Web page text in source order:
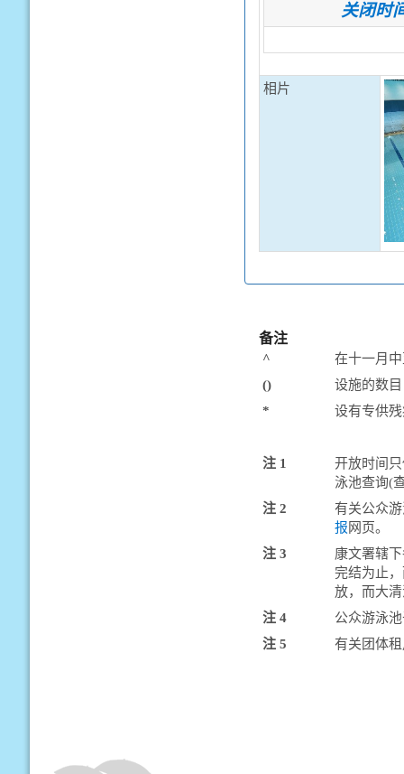
关闭时
相片
备注
^
在十一月
()
设施的数目
*
设有专供
注 1
开放时间
泳池查询(
注 2
有关公众
报 网页。
注 3
康文署辖
完结为止
放，而大
注 4
公众游泳
注 5
有关团体